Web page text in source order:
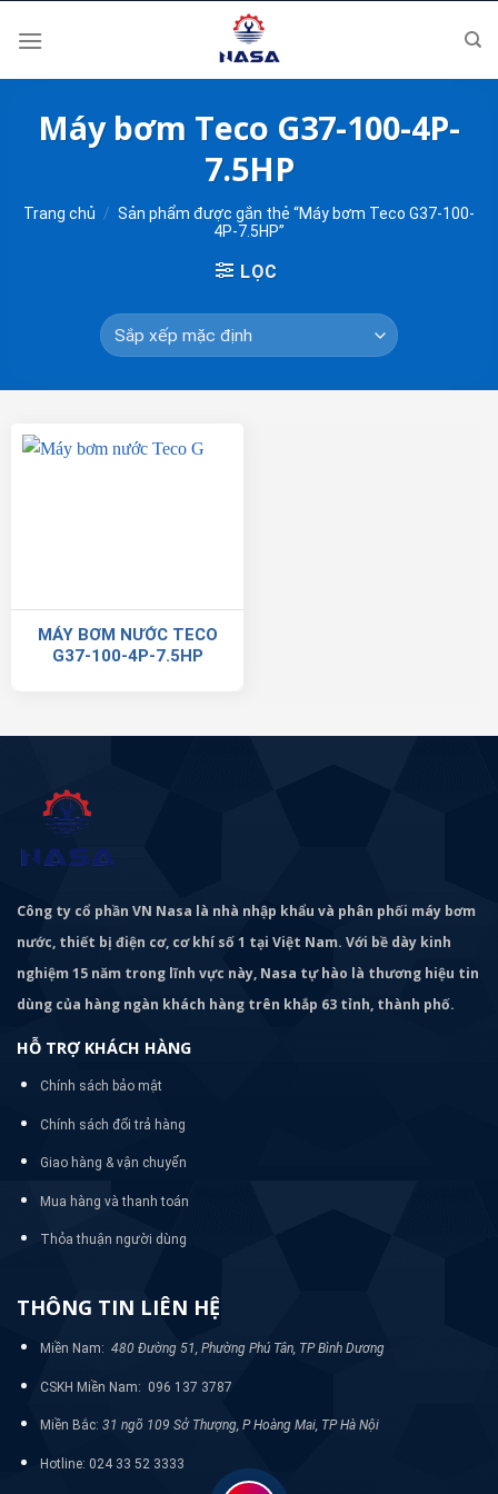
Máy bơm Teco G37-100-4P-
7.5HP
Trang chủ / Sản phẩm được gắn thẻ “Máy bơm Teco G37-100-
4P-7.5HP”
LỌC
MÁY BƠM NƯỚC TECO
G37-100-4P-7.5HP
Công ty cổ phần VN Nasa là nhà nhập khẩu và phân phối máy bơm
nước, thiết bị điện cơ, cơ khí số 1 tại Việt Nam. Với bề dày kinh
nghiệm 15 năm trong lĩnh vực này, Nasa tự hào là thương hiệu tin
dùng của hàng ngàn khách hàng trên khắp 63 tỉnh, thành phố.
HỖ TRỢ KHÁCH HÀNG
Chính sách bảo mật
Chính sách đổi trả hàng
Giao hàng & vận chuyển
Mua hàng và thanh toán
Thỏa thuận người dùng
THÔNG TIN LIÊN HỆ
Miền Nam: 480 Đường 51, Phường Phú Tân, TP Bình Dương
CSKH Miền Nam: 096 137 3787
Miền Bắc: 31 ngõ 109 Sở Thượng, P Hoàng Mai, TP Hà Nội
Hotline: 024 33 52 3333